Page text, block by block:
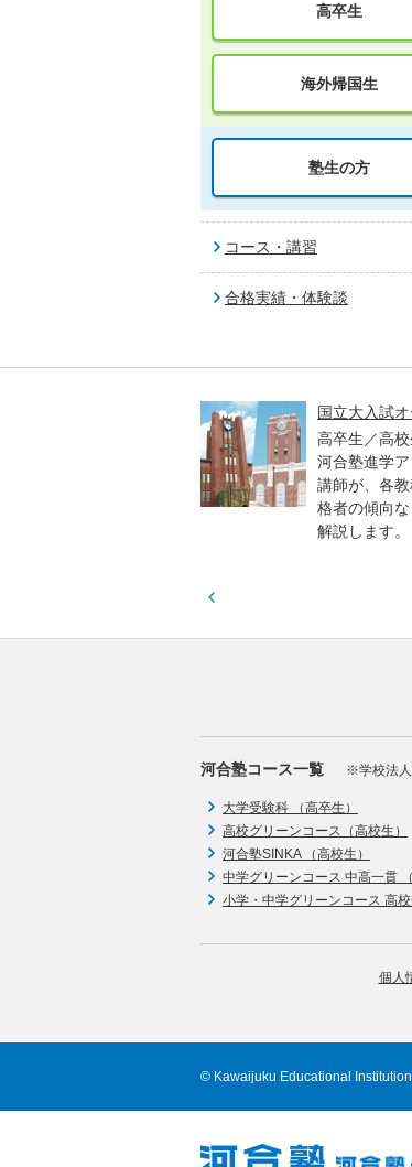
高卒生
海外帰国生
塾生の方
コース・講習
合格実績・体験談
国立大入試
高卒生／高
河合塾進学
講師が、各
格者の傾向
解説します。
河合塾コース一覧 ※学校法人
大学受験科 （高卒生）
高校グリーンコース（高校生）
河合塾SINKA （高校生）
中学グリーンコース 中高一貫 （
小学・中学グリーンコース 高校
個人
© Kawaijuku Educational